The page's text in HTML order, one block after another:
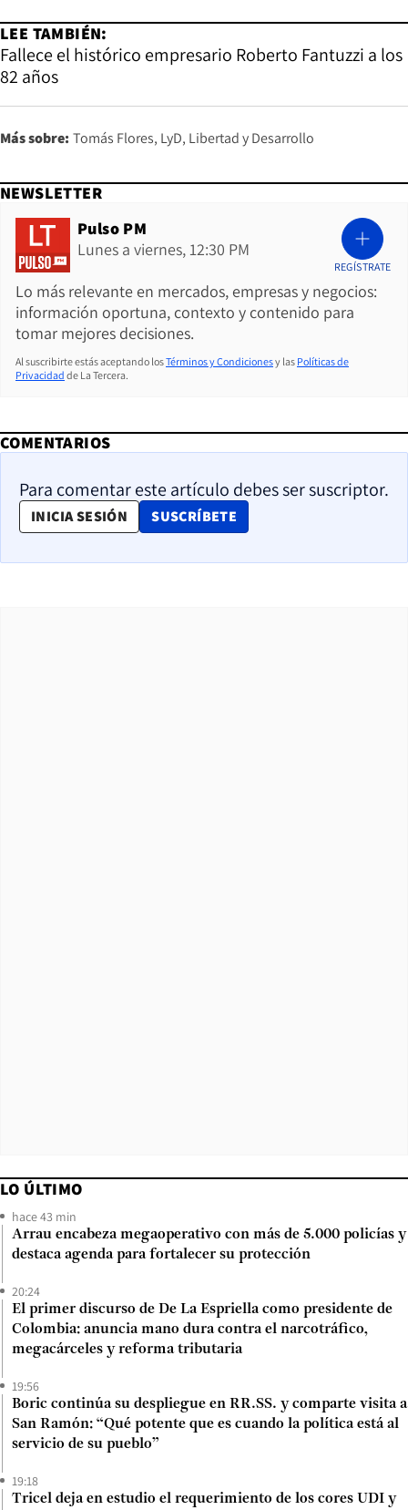
LEE TAMBIÉN:
Fallece el histórico empresario Roberto Fantuzzi a los
82 años
Más sobre: Tomás Flores LyD Libertad y Desarrollo
NEWSLETTER
Pulso PM
Lunes a viernes, 12:30 PM
Lo más relevante en mercados, empresas y negocios:
información oportuna, contexto y contenido para
tomar mejores decisiones.
REGÍSTRATE
Al suscribirte estás aceptando losTérminos y Condicionesy las Políticas de
Privacidad de La Tercera.
COMENTARIOS
Para comentar este artículo debes ser suscriptor.
INICIA SESIÓN SUSCRÍBETE
OPENS IN NEW WINDOW
LO ÚLTIMO
hace 43 min
Arrau encabeza megaoperativo con más de 5.000 policías y
destaca agenda para fortalecer su protección
20:24
El primer discurso de De La Espriella como presidente de
Colombia: anuncia mano dura contra el narcotráfico,
megacárceles y reforma tributaria
19:56
Boric continúa su despliegue en RR.SS. y comparte visita a
San Ramón: “Qué potente que es cuando la política está al
servicio de su pueblo”
19:18
Tricel deja en estudio el requerimiento de los cores UDI y